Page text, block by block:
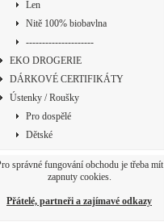
Len
Nitě 100% biobavlna
---------------------
EKO DROGERIE
DÁRKOVÉ CERTIFIKÁTY
Ústenky / Roušky
Pro dospělé
Dětské
správné fungování obchodu je třeba mít
zapnuty cookies.
Přátelé, partneři a zajímavé odkazy